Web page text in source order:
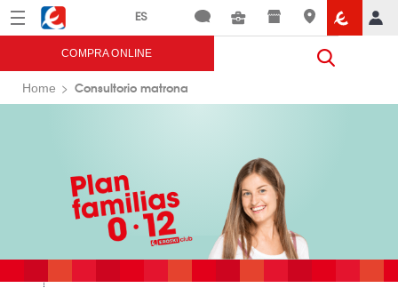
Menú Eroski
COMPRA ONLINE
Home Consultorio matrona